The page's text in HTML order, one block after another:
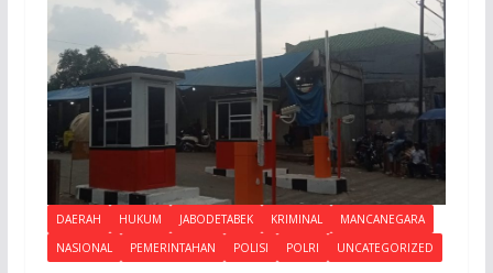
DAERAH HUKUM JABODETABEK KRIMINAL
MANCANEGARA
NASIONAL
PEMERINTAHAN POLISI POLRI UNCATEGORIZED